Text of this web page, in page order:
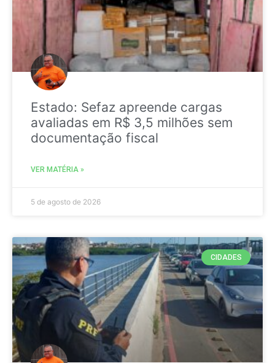
Estado: Sefaz apreende cargas
avaliadas em R$ 3,5 milhões sem
documentação fiscal
VER MATÉRIA »
5 de agosto de 2026
CIDADES